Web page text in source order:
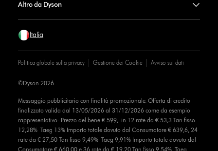
Altro da Dyson
Italia
Politica globale sulla privacy Gestione dei Cookie Avviso sui dati
Messaggio pubblicitario con finalità promozionale. Offerta di credito
finalizzato valida dal 13/05/2026 al 31/12/2026 come da esempio
rappresentativo: Prezzo del bene € 599, in 12 rate da € 53,3 Tan fisso
12,28% Taeg 13% Importo totale dovuto dal Consumatore € 639,6, 24
rate da € 27,50 Tan fisso 9,49% Taeg 9,91% Importo totale dovuto dal
Consumatore € 660,00 e 36 rate da € 19,20 Tan fisso 9,54% Taeg
©Dyson 2026